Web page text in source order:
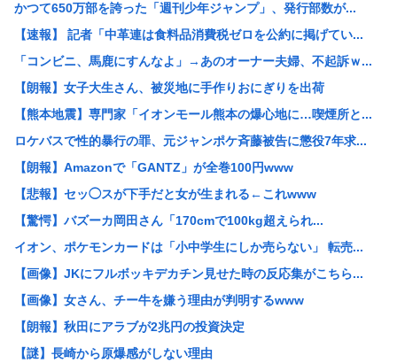
かつて650万部を誇った「週刊少年ジャンプ」、発行部数が...
【速報】 記者「中革連は食料品消費税ゼロを公約に掲げてい...
「コンビニ、馬鹿にすんなよ」→あのオーナー夫婦、不起訴ｗ...
【朗報】女子大生さん、被災地に手作りおにぎりを出荷
【熊本地震】専門家「イオンモール熊本の爆心地に…喫煙所と...
ロケバスで性的暴行の罪、元ジャンポケ斉藤被告に懲役7年求...
【朗報】Amazonで「GANTZ」が全巻100円www
【悲報】セッ◯スが下手だと女が生まれる←これwww
【驚愕】バズーカ岡田さん「170cmで100kg超えられ...
イオン、ポケモンカードは「小中学生にしか売らない」 転売...
【画像】JKにフルボッキデカチン見せた時の反応集がこちら...
【画像】女さん、チー牛を嫌う理由が判明するwww
【朗報】秋田にアラブが2兆円の投資決定
【謎】長崎から原爆感がしない理由